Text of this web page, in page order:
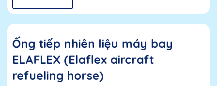
Ống tiếp nhiên liệu máy bay
ELAFLEX (Elaflex aircraft
refueling horse)